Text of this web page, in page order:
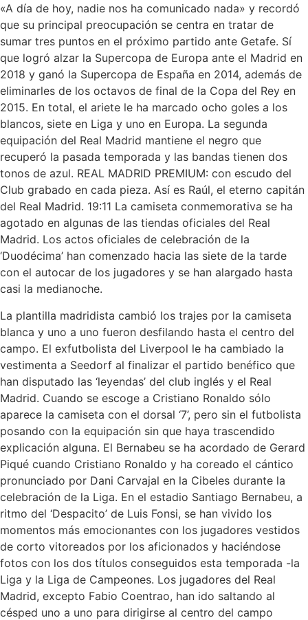
«A día de hoy, nadie nos ha comunicado nada» y recordó
que su principal preocupación se centra en tratar de
sumar tres puntos en el próximo partido ante Getafe. Sí
que logró alzar la Supercopa de Europa ante el Madrid en
2018 y ganó la Supercopa de España en 2014, además de
eliminarles de los octavos de final de la Copa del Rey en
2015. En total, el ariete le ha marcado ocho goles a los
blancos, siete en Liga y uno en Europa. La segunda
equipación del Real Madrid mantiene el negro que
recuperó la pasada temporada y las bandas tienen dos
tonos de azul. REAL MADRID PREMIUM: con escudo del
Club grabado en cada pieza. Así es Raúl, el eterno capitán
del Real Madrid. 19:11 La camiseta conmemorativa se ha
agotado en algunas de las tiendas oficiales del Real
Madrid. Los actos oficiales de celebración de la
‘Duodécima’ han comenzado hacia las siete de la tarde
con el autocar de los jugadores y se han alargado hasta
casi la medianoche.
La plantilla madridista cambió los trajes por la camiseta
blanca y uno a uno fueron desfilando hasta el centro del
campo. El exfutbolista del Liverpool le ha cambiado la
vestimenta a Seedorf al finalizar el partido benéfico que
han disputado las ‘leyendas’ del club inglés y el Real
Madrid. Cuando se escoge a Cristiano Ronaldo sólo
aparece la camiseta con el dorsal ‘7’, pero sin el futbolista
posando con la equipación sin que haya trascendido
explicación alguna. El Bernabeu se ha acordado de Gerard
Piqué cuando Cristiano Ronaldo y ha coreado el cántico
pronunciado por Dani Carvajal en la Cibeles durante la
celebración de la Liga. En el estadio Santiago Bernabeu, a
ritmo del ‘Despacito’ de Luis Fonsi, se han vivido los
momentos más emocionantes con los jugadores vestidos
de corto vitoreados por los aficionados y haciéndose
fotos con los dos títulos conseguidos esta temporada -la
Liga y la Liga de Campeones. Los jugadores del Real
Madrid, excepto Fabio Coentrao, han ido saltando al
césped uno a uno para dirigirse al centro del campo